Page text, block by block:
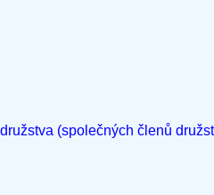
(společných členů